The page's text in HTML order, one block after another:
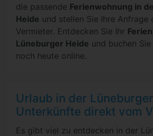
die passende Ferienwohnung in
Heide und stellen Sie Ihre Anfrage
Vermieter. Entdecken Sie Ihr
Lüneburger Heide und buchen
noch heute online.
Urlaub in der
Unterkünfte direkt vom
Es gibt viel zu entdecken in der